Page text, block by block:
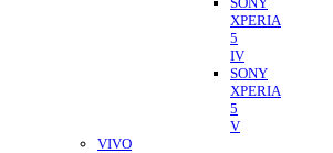
XPERIA
5
IV
SONY
XPERIA
5
V
VIVO